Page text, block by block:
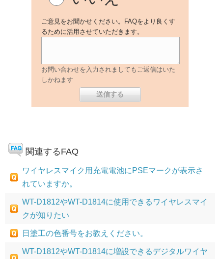
ご意見をお聞かせください。FAQをより良くす
るために活用させていただきます。
お問い合わせを入力されましてもご返信はいた
しかねます
関連するFAQ
ワイヤレスマイク用充電電池にPSEマークが表示さ
れていますか。
WT-D1812やWT-D1814に使用できるワイヤレスマイ
クが知りたい
日塗工の色番号をお教えください。
WT-D1812やWT-D1814に増設できるデジタルワイヤ